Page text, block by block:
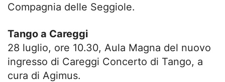
Compagnia delle Seggiole.
Tango a Careggi
28 luglio, ore 10.30, Aula Magna del nuovo
ingresso di Careggi Concerto di Tango, a
cura di Agimus.